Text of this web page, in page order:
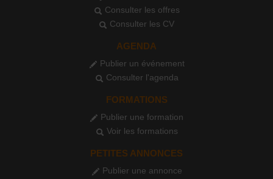
Consulter les offres
Consulter les CV
AGENDA
Publier un événement
Consulter l'agenda
FORMATIONS
Publier une formation
Voir les formations
PETITES ANNONCES
Publier une annonce